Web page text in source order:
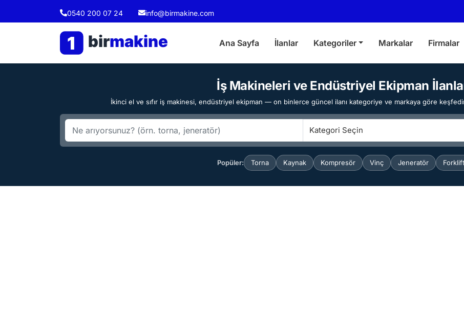
0540 200 07 24 info@birmakine.com
1 birmakine Ana Sayfa İlanlar Kategoriler Markalar Firmalar
İş Makineleri ve Endüstriyel Ekipman
İkinci el ve sıfır iş makinesi, endüstriyel ekipman — on binlerce güncel ilanı kategoriye ve markaya göre
Kategori Seçin
Popüler: Torna Kaynak Kompresör Vinç Jeneratör Forklift